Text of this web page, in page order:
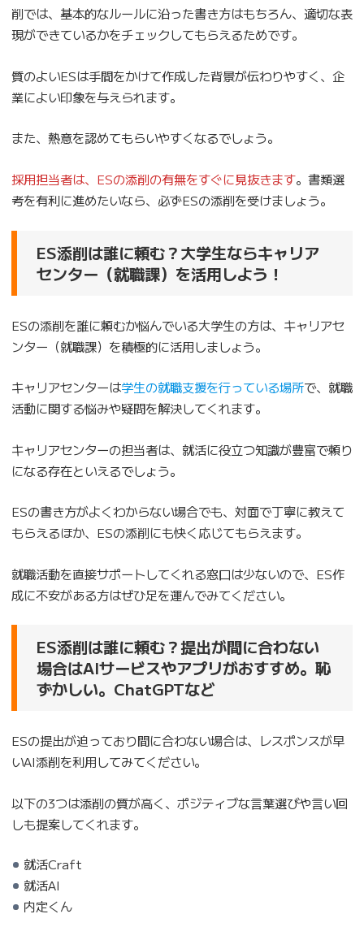
削では、基本的なルールに沿った書き方はもちろん、適切な表
現ができているかをチェックしてもらえるためです。
質のよいESは手間をかけて作成した背景が伝わりやすく、企
業によい印象を与えられます。
また、熱意を認めてもらいやすくなるでしょう。
採用担当者は、ESの添削の有無をすぐに見抜きます。書類選
考を有利に進めたいなら、必ずESの添削を受けましょう。
ES添削は誰に頼む？大学生ならキャリア
センター（就職課）を活用しよう！
ESの添削を誰に頼むか悩んでいる大学生の方は、キャリアセ
ンター（就職課）を積極的に活用しましょう。
キャリアセンターは学生の就職支援を行っている場所で、就職
活動に関する悩みや疑問を解決してくれます。
キャリアセンターの担当者は、就活に役立つ知識が豊富で頼り
になる存在といえるでしょう。
ESの書き方がよくわからない場合でも、対面で丁寧に教えて
もらえるほか、ESの添削にも快く応じてもらえます。
就職活動を直接サポートしてくれる窓口は少ないので、ES作
成に不安がある方はぜひ足を運んでみてください。
ES添削は誰に頼む？提出が間に合わない
場合はAIサービスやアプリがおすすめ。恥
ずかしい。ChatGPTなど
ESの提出が迫っており間に合わない場合は、レスポンスが早
いAI添削を利用してみてください。
以下の3つは添削の質が高く、ポジティブな言葉選びや言い回
しも提案してくれます。
就活Craft
就活AI
内定くん